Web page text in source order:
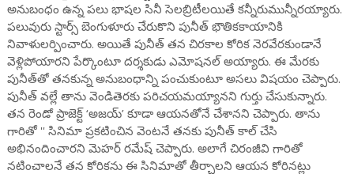
అనుబంధం ఉన్న పలు భాషల సినీ సెల‌బ్రిటీలయితే కన్నీరుమున్నీరయ్యారు.
పలువురు స్టార్స్ బెంగుళూరు చేరుకొని పునీత్ భౌతికకాయానికి
నివాళులర్పించారు. అయితే పునీత్ తన చిరకాల కోరిక నెరవేరకుండానే
వెళ్లిపోయారని పేర్కొంటూ దర్శకుడు ఎమోషనల్ అయ్యారు. ఈ మేరకు
పునీత్‌తో తనకున్న అనుబంధాన్ని పంచుకుంటూ అసలు విషయం చెప్పారు.
పునీత్ వల్లే తాను వెండితెరకు పరిచయమయ్యానని గుర్తు చేసుకున్నారు.
తన రెండో ప్రాజెక్ట్‌ ‘అజయ్‌’ కూడా ఆయనతోనే చేశానని చెప్పారు. తాను
గారితో '' సినిమా ప్రకటించిన వెంటనే తనకు పునీత్ కాల్ చేసి
అభినందించారని మెహర్ రమేష్ చెప్పారు. అలాగే చిరంజీవి గారితో
నటించాలనే తన కోరికను ఈ సినిమాతో తీర్చాలని ఆయన కోరినట్లు